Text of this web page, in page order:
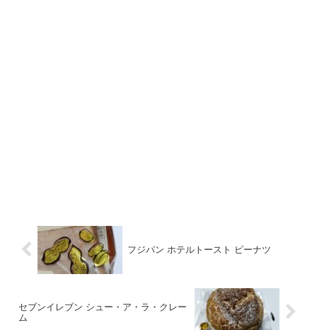
フジパン ホテルトースト ピーナツ
セブンイレブン シュー・ア・ラ・クレー
ム